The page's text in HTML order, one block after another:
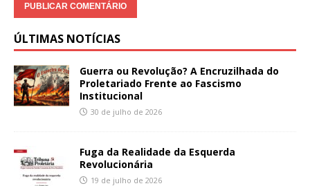
ÚLTIMAS NOTÍCIAS
Guerra ou Revolução? A Encruzilhada do
Proletariado Frente ao Fascismo
Institucional
30 de julho de 2026
Fuga da Realidade da Esquerda
Revolucionária
19 de julho de 2026